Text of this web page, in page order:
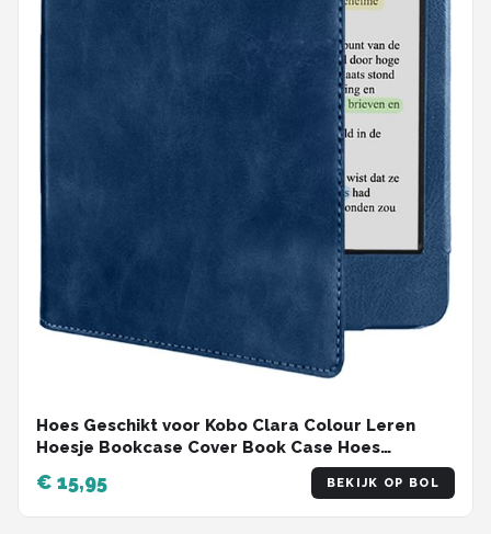
Hoes Geschikt voor Kobo Clara Colour Leren
Hoesje Bookcase Cover Book Case Hoes
€ 15,95 BEKIJK OP BOL